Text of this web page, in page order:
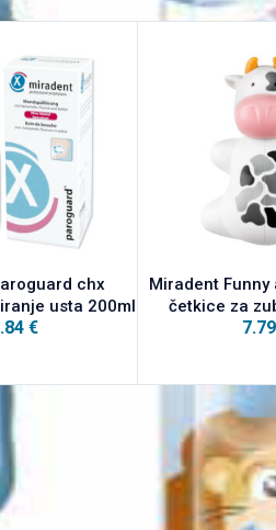
chx
usta 200ml
€
Miradent
četkice za